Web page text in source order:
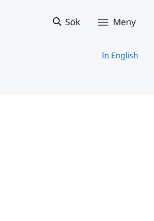
Sök Meny
In English